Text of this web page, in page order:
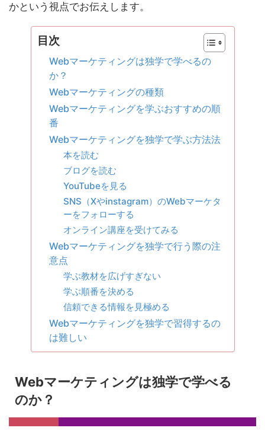
かという視点でお伝えします。
目次
Webマーケティングは独学で学べるの
か？
Webマーケティングの種類
Webマーケティングを学ぶおすすめの順
番
Webマーケティングを独学で学ぶ方法法
本を読む
ブログを読む
YouTubeを見る
SNS（Xやinstagram）のWebマーケタ
ーをフォローする
オンライン講座を受けてみる
Webマーケティングを独学で行う際の注
意点
学ぶ教材を広げすぎない
学ぶ順番を決める
信頼できる情報を見極める
Webマーケティングを独学で習得するの
は難しい
Webマーケティングは独学で学べる
のか？